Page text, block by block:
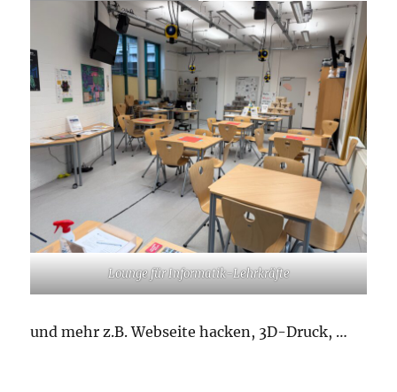
Lounge für Informatik-Lehrkräfte
und mehr z.B. Webseite hacken, 3D-Druck, …